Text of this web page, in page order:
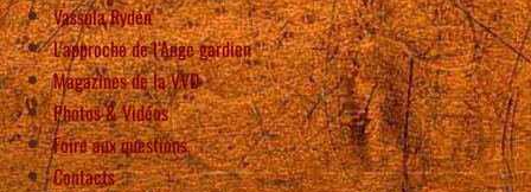
Vassula Rydén
L’approche de l’Ange gardien
Magazines de la VVD
Photos & Vidéos
Foire aux questions
Contacts